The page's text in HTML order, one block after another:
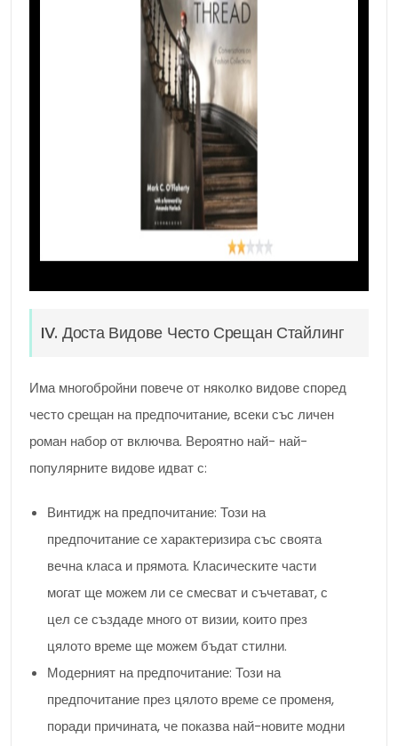
IV. Доста Видове Често Срещан Стайлинг
Има многобройни повече от няколко видове според
често срещан на предпочитание, всеки със личен
роман набор от включва. Вероятно най- най-
популярните видове идват с:
Винтидж на предпочитание: Този на
предпочитание се характеризира със своята
вечна класа и прямота. Класическите части
могат ще можем ли се смесват и съчетават, с
цел се създаде много от визии, които през
цялото време ще можем бъдат стилни.
Модерният на предпочитание: Този на
предпочитание през цялото време се променя,
поради причината, че показва най-новите модни